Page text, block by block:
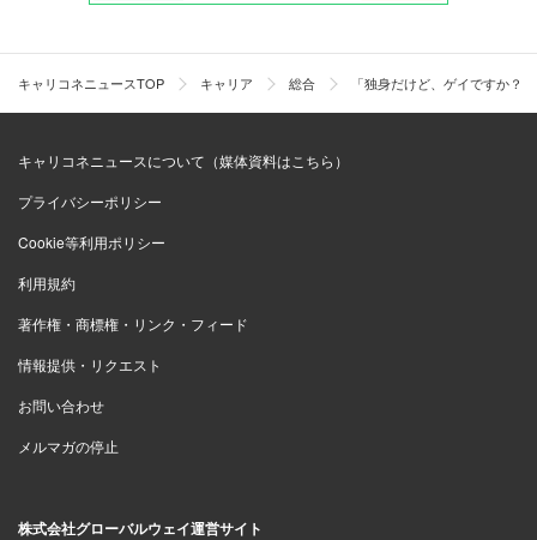
キャリコネニュースTOP キャリア 総合 「独身だけど、ゲイですか？
キャリコネニュースについて（媒体資料はこちら）
プライバシーポリシー
Cookie等利用ポリシー
利用規約
著作権・商標権・リンク・フィード
情報提供・リクエスト
お問い合わせ
メルマガの停止
株式会社グローバルウェイ運営サイト